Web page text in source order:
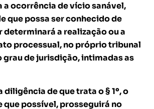
a ocorrência de vício sanável,
que possa ser conhecido de
a realização ou a
processual, no próprio tribunal
grau de jurisdição, intimadas as
diligência de que trata o § 1º, o
que possível, prosseguirá no